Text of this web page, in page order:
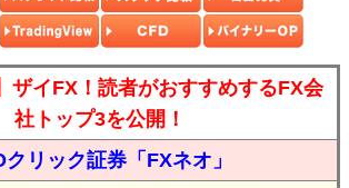
ザイFX！読者がおすすめするFX会
社トップ3を公開！
クリック証券「FXネオ」